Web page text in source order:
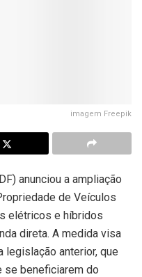
imagem Freepik
anunciou a ampliação
de Veículos
elétricos e híbridos
direta. A medida visa
anterior, que
se beneficiarem do